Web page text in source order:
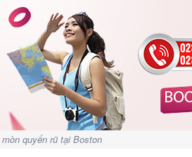
quyến rũ tại Boston